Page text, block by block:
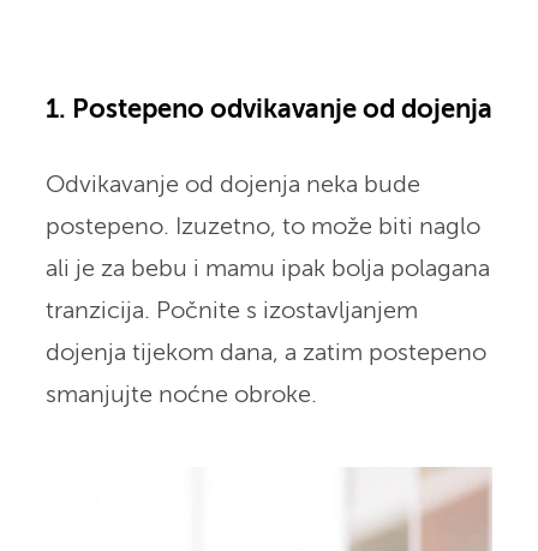
1. Postepeno odvikavanje od dojenja
Odvikavanje od dojenja neka bude
postepeno. Izuzetno, to može biti naglo
ali je za bebu i mamu ipak bolja polagana
tranzicija. Počnite s izostavljanjem
dojenja tijekom dana, a zatim postepeno
smanjujte noćne obroke.